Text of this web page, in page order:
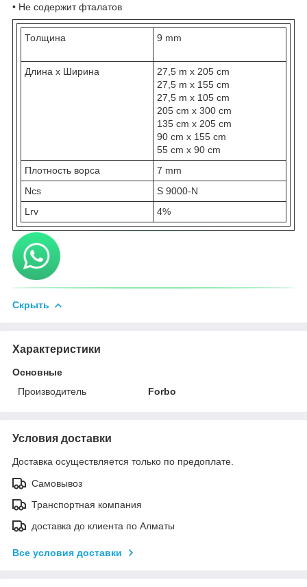
• Не содержит фталатов
Толщина 9 mm
Длина х Ширина
27,5 m x 205 cm
27,5 m x 155 cm
27,5 m x 105 cm
205 cm x 300 cm
135 cm x 205 cm
90 cm x 155 cm
55 cm x 90 cm
Плотность ворса
7 mm
Ncs
S 9000-N
Lrv
4%
Скрыть
Характеристики
Основные
Производитель
Forbo
Условия доставки
Доставка осуществляется только по предоплате.
Самовывоз
Транспортная компания
доставка до клиента по Алматы
Все условия доставки